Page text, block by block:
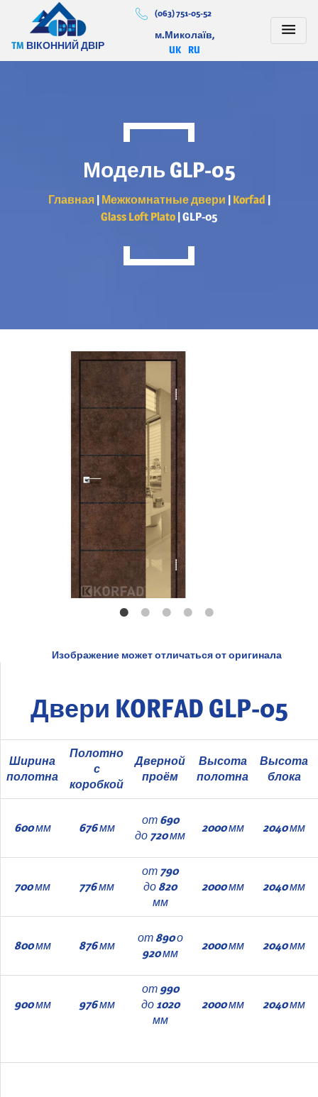
TM ВІКОННИЙ ДВІР
(063) 751-05-52
м.Миколаїв,
RU
UK
Модель GLP-05
Главная| Межкомнатные двери | Korfad |
Glass Loft Plato |GLP-05
Изображение может отличаться от оригинала
Двери KORFAD GLP-05
Ширина
полотна
Полотно
с
коробкой
Дверной
проём
Высота
полотна
Высота
блока
600 мм 676 мм
от 690
до 720 мм
2000 мм 2040 мм
700 мм 776 мм
от 790
до 820
мм
2000 мм 2040 мм
800 мм 876 мм
от 890 о
920 мм
2000 мм 2040 мм
900 мм 976 мм
от 990
до 1020
мм
2000 мм 2040 мм